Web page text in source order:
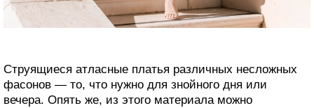
Струящиеся атласные платья различных несложных
фасонов — то, что нужно для знойного дня или
вечера. Опять же, из этого материала можно